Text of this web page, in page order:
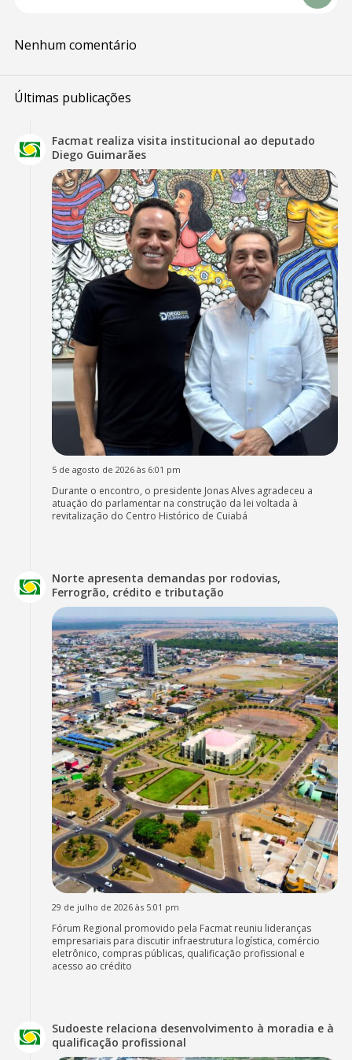
Nenhum comentário
Últimas publicações
Facmat realiza visita institucional ao deputado
Diego Guimarães
5 de agosto de 2026 às 6:01 pm
Durante o encontro, o presidente Jonas Alves agradeceu a
atuação do parlamentar na construção da lei voltada à
revitalização do Centro Histórico de Cuiabá
Norte apresenta demandas por rodovias,
Ferrogrão, crédito e tributação
29 de julho de 2026 às 5:01 pm
Fórum Regional promovido pela Facmat reuniu lideranças
empresariais para discutir infraestrutura logística, comércio
eletrônico, compras públicas, qualificação profissional e
acesso ao crédito
Sudoeste relaciona desenvolvimento à moradia e à
qualificação profissional